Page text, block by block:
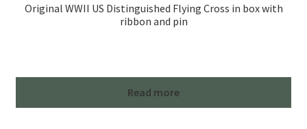
Original WWII US Distinguished Flying Cross in box with
ribbon and pin
Read more